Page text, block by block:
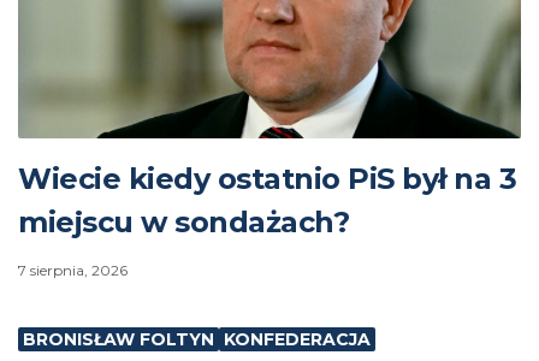
Wiecie kiedy ostatnio PiS był na 3
miejscu w sondażach?
7 sierpnia, 2026
BRONISŁAW FOLTYN KONFEDERACJA